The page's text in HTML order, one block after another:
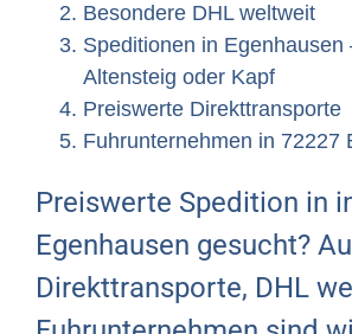
Besondere DHL weltweit
Speditionen in Egenhausen
Altensteig oder Kapf
Preiswerte Direkttransporte
Fuhrunternehmen in 72227
Preiswerte Spedition in
Egenhausen gesucht?
Direkttransporte, DHL